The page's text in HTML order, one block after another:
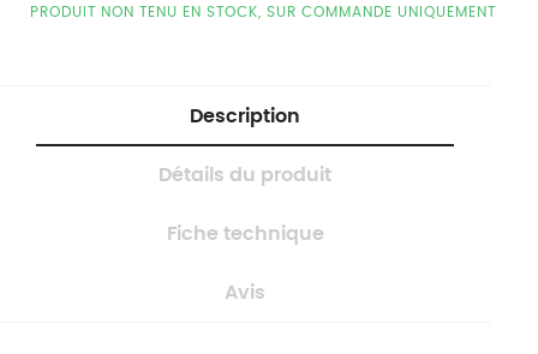
PRODUIT NON TENU EN STOCK, SUR COMMANDE UNIQUEMENT
Description
Détails du produit
Fiche technique
Avis